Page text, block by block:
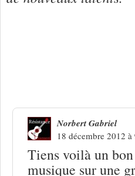
Norbert Gabriel
18 décembre 2012
Tiens voilà un
musique sur une